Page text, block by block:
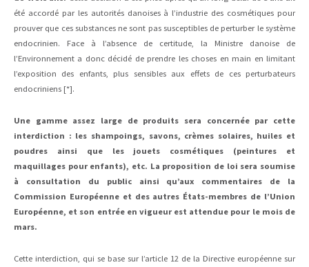
été accordé par les autorités danoises à l’industrie des cosmétiques pour
prouver que ces substances ne sont pas susceptibles de perturber le système
endocrinien. Face à l’absence de certitude, la Ministre danoise de
l’Environnement a donc décidé de prendre les choses en main en limitant
l’exposition des enfants, plus sensibles aux effets de ces perturbateurs
endocriniens [*].
Une gamme assez large de produits sera concernée par cette
interdiction : les shampoings, savons, crèmes solaires, huiles et
poudres ainsi que les jouets cosmétiques (peintures et
maquillages pour enfants), etc. La proposition de loi sera soumise
à consultation du public ainsi qu’aux commentaires de la
Commission Européenne et des autres États-membres de l’Union
Européenne, et son entrée en vigueur est attendue pour le mois de
mars.
Cette interdiction, qui se base sur l’article 12 de la Directive européenne sur